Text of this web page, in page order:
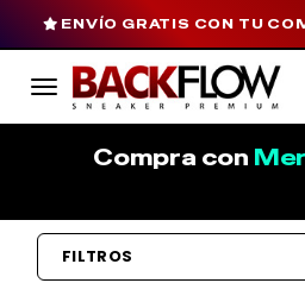
Toggle navigation
ENVÍO GRATIS CON TU
Compra con
FILTROS